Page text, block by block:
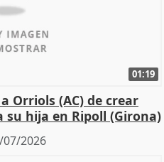
01:19
Orriols (AC) de crear
su hija en Ripoll (Girona)
07/2026